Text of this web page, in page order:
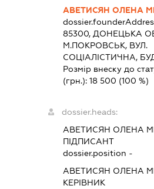
АВЕТИСЯН ОЛЕНА
85300, ДОНЕЦЬКА
М.ПОКРОВСЬК, ВУЛ.
СОЦІАЛІСТИЧНА,
Розмір внеску до
(грн.):18 500 (100 %)
dossier.heads:
АВЕТИСЯН ОЛЕНА
ПІДПИСАНТ
dossier.position -
АВЕТИСЯН ОЛЕНА
КЕРІВНИК